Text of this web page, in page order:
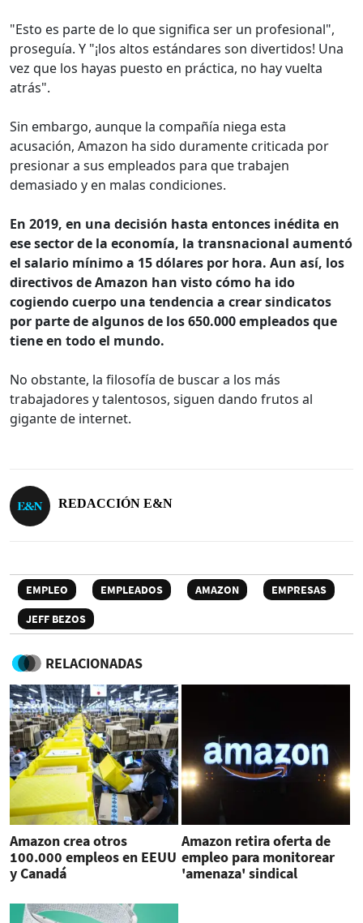
"Esto es parte de lo que significa ser un profesional",
proseguía. Y "¡los altos estándares son divertidos! Una
vez que los hayas puesto en práctica, no hay vuelta
atrás".
Sin embargo, aunque la compañía niega esta
acusación, Amazon ha sido duramente criticada por
presionar a sus empleados para que trabajen
demasiado y en malas condiciones.
En 2019, en una decisión hasta entonces inédita en
ese sector de la economía, la transnacional aumentó
el salario mínimo a 15 dólares por hora. Aun así, los
directivos de Amazon han visto cómo ha ido
cogiendo cuerpo una tendencia a crear sindicatos
por parte de algunos de los 650.000 empleados que
tiene en todo el mundo.
No obstante, la filosofía de buscar a los más
trabajadores y talentosos, siguen dando frutos al
gigante de internet.
REDACCIÓN E&N
EMPLEO EMPLEADOS AMAZON
EMPRESAS
JEFF BEZOS
RELACIONADAS
Amazon crea otros
100.000 empleos en EEUU
y Canadá
Amazon retira oferta de
empleo para monitorear
'amenaza' sindical